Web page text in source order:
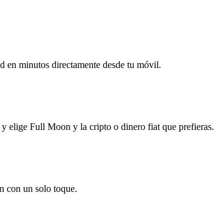
minutos directamente desde tu móvil.
elige Full Moon y la cripto o dinero fiat que prefieras.
con un solo toque.